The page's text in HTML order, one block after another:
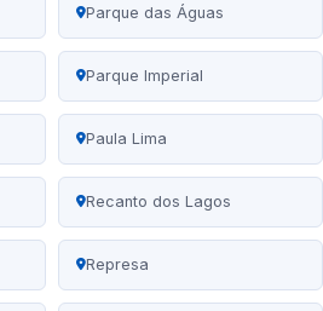
Parque das Águas
Parque Imperial
Paula Lima
Recanto dos Lagos
Represa